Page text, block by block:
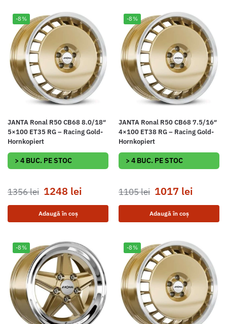
-8%
JANTA Ronal R50 CB68 8.0/18″
5×100 ET35 RG – Racing Gold-
Hornkopiert
> 4 BUC. PE STOC
1356lei 1248 lei
Adaugă în coș
-8%
JANTA Ronal R50 CB68 7.5/16″
4×100 ET38 RG – Racing Gold-
Hornkopiert
> 4 BUC. PE STOC
1105lei 1017 lei
Adaugă în coș
-8% -8%